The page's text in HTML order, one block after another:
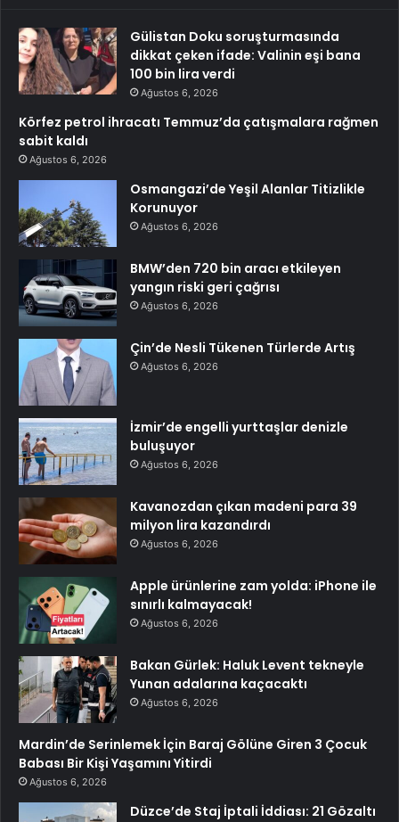
Gülistan Doku soruşturmasında
dikkat çeken ifade: Valinin eşi bana
100 bin lira verdi
Ağustos 6, 2026
Körfez petrol ihracatı Temmuz’da çatışmalara rağmen
sabit kaldı
Ağustos 6, 2026
Osmangazi’de Yeşil Alanlar Titizlikle
Korunuyor
Ağustos 6, 2026
BMW’den 720 bin aracı etkileyen
yangın riski geri çağrısı
Ağustos 6, 2026
Çin’de Nesli Tükenen Türlerde Artış
Ağustos 6, 2026
İzmir’de engelli yurttaşlar denizle
buluşuyor
Ağustos 6, 2026
Kavanozdan çıkan madeni para 39
milyon lira kazandırdı
Ağustos 6, 2026
Apple ürünlerine zam yolda: iPhone ile
sınırlı kalmayacak!
Ağustos 6, 2026
Bakan Gürlek: Haluk Levent tekneyle
Yunan adalarına kaçacaktı
Ağustos 6, 2026
Mardin’de Serinlemek İçin Baraj Gölüne Giren 3 Çocuk
Babası Bir Kişi Yaşamını Yitirdi
Ağustos 6, 2026
Düzce’de Staj İptali İddiası: 21 Gözaltı